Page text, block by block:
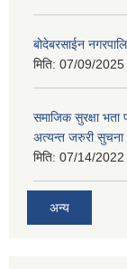
बोदेबरसाईन
मिति: 07/09/2025
समाजिक सुरक्षा भता
अत्यन्त जरुरी सुचना
मिति: 07/14/2022
अन्य